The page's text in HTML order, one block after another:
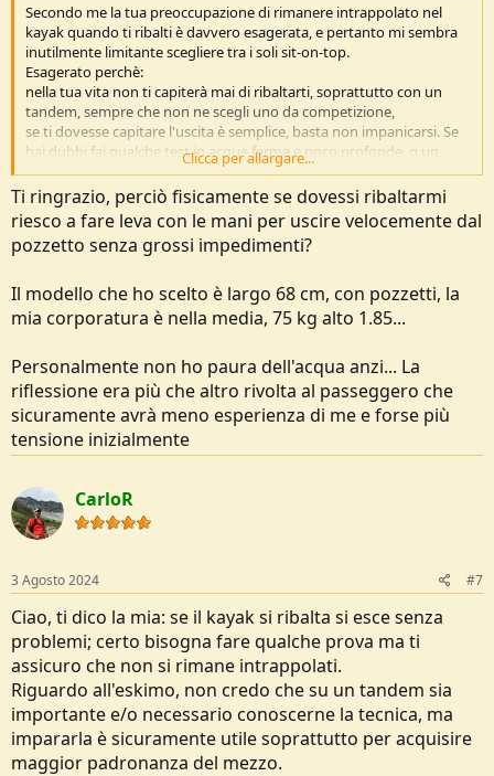
Secondo me la tua preoccupazione di rimanere intrappolato nel
kayak quando ti ribalti è davvero esagerata, e pertanto mi sembra
inutilmente limitante scegliere tra i soli sit-on-top.
Esagerato perchè:
nella tua vita non ti capiterà mai di ribaltarti, soprattutto con un
tandem, sempre che non ne scegli uno da competizione,
se ti dovesse capitare l'uscita è semplice, basta non impanicarsi. Se
hai dubbi fai qualche test in acque ferme e poco profonde, o un
corso base per la navigazione e sicurezza del kayak.
Molti kayak da turismo hanno il pozzetto bello lungo, che agevola
ulteriormente l'uscita.
Aggiungo un altro concetto:
dell'acqua, se è così devi superarla, altrimenti resti rigido nella
navigazione e non usi la zona lombare come si dovrebbe.
Lo dico per esperienza diretta: col tandem ho portato molti amici a
differenza tra una schiena sciolta e una rigida, con bacino ancorato.
Personalmente mi trovo meglio con i kayak aperti solo per una
questione di comfort: ci si può muovere di più e cambiare la
posizione delle gambe, tutto qui.
Clicca per allargare...
Ti ringrazio, perciò fisicamente se dovessi ribaltarmi
riesco a fare leva con le mani per uscire velocemente dal
pozzetto senza grossi impedimenti?
Il modello che ho scelto è largo 68 cm, con pozzetti, la
mia corporatura è nella media, 75 kg alto 1.85...
Personalmente non ho paura dell'acqua anzi... La
riflessione era più che altro rivolta al passeggero che
sicuramente avrà meno esperienza di me e forse più
tensione inizialmente
CarloR
3 Agosto 2024 #7
Ciao, ti dico la mia: se il kayak si ribalta si esce senza
problemi; certo bisogna fare qualche prova ma ti
assicuro che non si rimane intrappolati.
Riguardo all'eskimo, non credo che su un tandem sia
importante e/o necessario conoscerne la tecnica, ma
impararla è sicuramente utile soprattutto per acquisire
maggior padronanza del mezzo.